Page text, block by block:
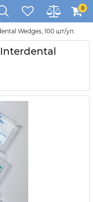
0
Wedges, 100 шт/уп.